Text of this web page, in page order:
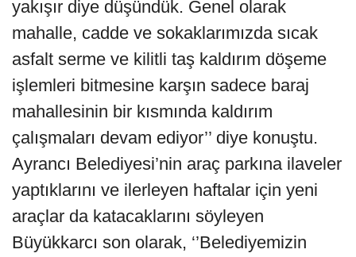
yakışır diye düşündük. Genel olarak
mahalle, cadde ve sokaklarımızda sıcak
asfalt serme ve kilitli taş kaldırım döşeme
işlemleri bitmesine karşın sadece baraj
mahallesinin bir kısmında kaldırım
çalışmaları devam ediyor’’ diye konuştu.
Ayrancı Belediyesi’nin araç parkına ilaveler
yaptıklarını ve ilerleyen haftalar için yeni
araçlar da katacaklarını söyleyen
Büyükkarcı son olarak, ‘’Belediyemizin